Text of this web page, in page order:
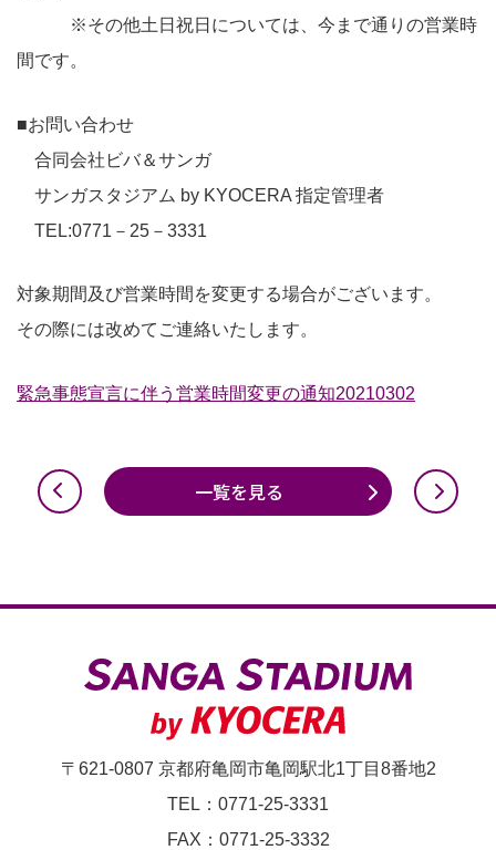
※その他土日祝日については、今まで通りの営業時
間です。
■お問い合わせ
合同会社ビバ＆サンガ
サンガスタジアム by KYOCERA 指定管理者
TEL:0771－25－3331
対象期間及び営業時間を変更する場合がございます。
その際には改めてご連絡いたします。
緊急事態宣言に伴う営業時間変更の通知20210302
一覧を見る
〒621-0807 京都府亀岡市亀岡駅北1丁目8番地2
TEL：0771-25-3331
FAX：0771-25-3332